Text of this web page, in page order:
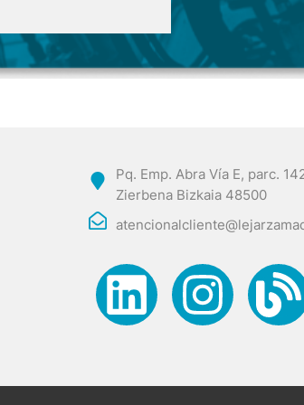
Pq. Emp. Abra Vía E, parc.
Zierbena Bizkaia 48500